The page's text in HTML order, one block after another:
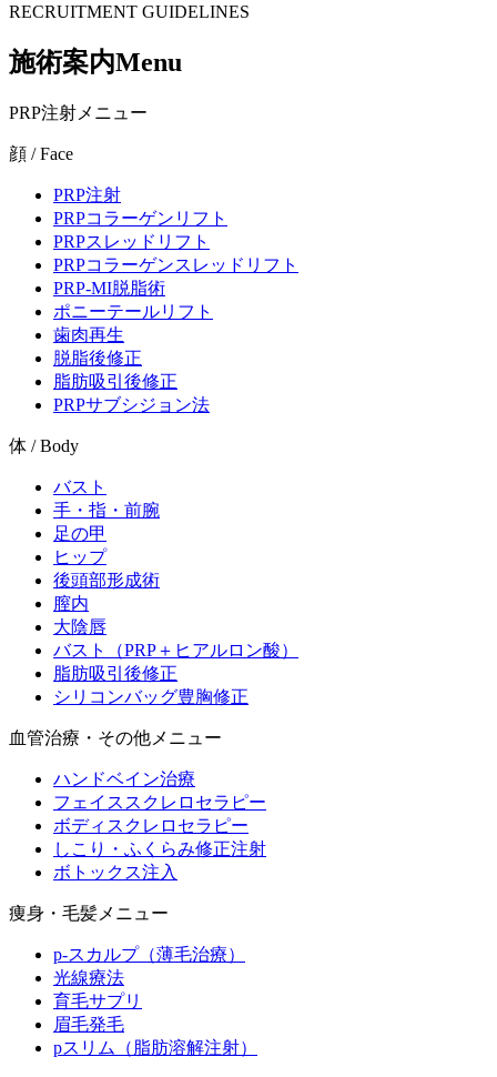
RECRUITMENT GUIDELINES
施術案内Menu
PRP注射メニュー
顔 / Face
PRP注射
PRPコラーゲンリフト
PRPスレッドリフト
PRPコラーゲンスレッドリフト
PRP-MI脱脂術
ポニーテールリフト
歯肉再生
脱脂後修正
脂肪吸引後修正
PRPサブシジョン法
体 / Body
バスト
手・指・前腕
足の甲
ヒップ
後頭部形成術
膣内
大陰唇
バスト（PRP＋ヒアルロン酸）
脂肪吸引後修正
シリコンバッグ豊胸修正
血管治療・その他メニュー
ハンドベイン治療
フェイススクレロセラピー
ボディスクレロセラピー
しこり・ふくらみ修正注射
ボトックス注入
痩身・毛髪メニュー
p-スカルプ（薄毛治療）
光線療法
育毛サプリ
眉毛発毛
pスリム（脂肪溶解注射）